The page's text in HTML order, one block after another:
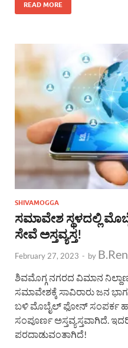
READ MORE
SHIVAMOGGA
ಸಮಾವೇಶ ಸ್ಥಳದಲ್ಲಿ
ಸೇವೆ ಅಸ್ತವ್ಯಸ್ತ!
February 27, 2023 - by
ಶಿವಮೊಗ್ಗ ನಗರದ ವಿಮಾನ
ಸಮಾವೇಶಕ್ಕೆ ಸಾವಿರಾರು ಜನ
ಬಳಿ ಮೊಬೈಲ್ ಫೋನ್ ಸಂಪರ್ಕ
ಸಂಪೂರ್ಣ ಅಸ್ತವ್ಯಸ್ತವಾಗಿದೆ.
ಪರದಾಡುವಂತಾಗಿದೆ!